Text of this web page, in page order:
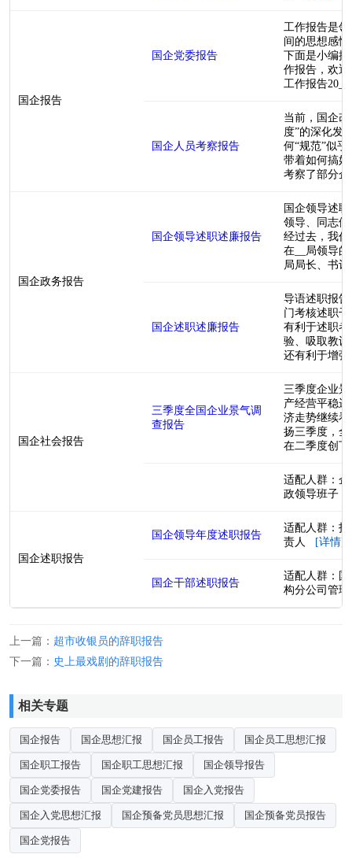
国企报告
国企党委报告
工作报告是
间的思想感
下面是小编
作报告，欢
工作报告
国企人员考察报告
当前，国企
度”的深化发
何“规范”似
带着如何搞
考察了部分
国企政务报告
国企领导述职述廉报告
国企领导述
领导、同志们
经过去，我
在__局领导
局局长、书
国企述职述廉报告
导语述职报
门考核述职
有利于述职
验、吸取教
还有利于增
国企社会报告
三季度全国企业景气调
查报告
三季度企业
产经营平稳
济走势继续
扬三季度，
在二季度创
适配人群：
政领导班子
国企述职报告
国企领导年度述职报告
适配人群：
责人
[详情]
国企干部述职报告
适配人群：
构分公司管
上一篇： 超市收银员的辞职报告
下一篇： 史上最戏剧的辞职报告
相关专题
国企报告 国企思想汇报 国企员工报告 国企员工思想汇报
国企职工报告 国企职工思想汇报 国企领导报告
国企党委报告 国企党建报告 国企入党报告
国企入党思想汇报 国企预备党员思想汇报 国企预备党员报告
国企党报告